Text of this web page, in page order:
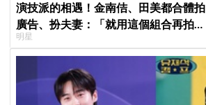
演技派的相遇！金南佶、田美都合體拍
廣告、扮夫妻：「就用這個組合再拍一
部戲劇吧」
明星